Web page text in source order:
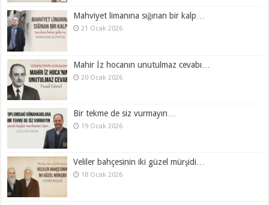
Mahviyet limanına sığınan bir kalp…
21 Ocak 2026
Mahir İz hocanın unutulmaz cevabı…
20 Ocak 2026
Bir tekme de siz vurmayın…
19 Ocak 2026
Veliler bahçesinin iki güzel mürşidi…
18 Ocak 2026